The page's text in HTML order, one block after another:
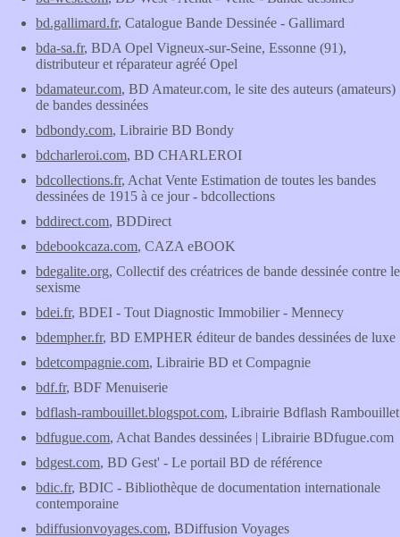
bd.gallimard.fr, Catalogue Bande Dessinée - Gallimard
bda-sa.fr, BDA Opel Vigneux-sur-Seine, Essonne (91),
distributeur et réparateur agréé Opel
bdamateur.com, BD Amateur.com, le site des auteurs (amateurs)
de bandes dessinées
bdbondy.com, Librairie BD Bondy
bdcharleroi.com, BD CHARLEROI
bdcollections.fr, Achat Vente Estimation de toutes les bandes
dessinées de 1915 à ce jour - bdcollections
bddirect.com, BDDirect
bdebookcaza.com, CAZA eBOOK
bdegalite.org, Collectif des créatrices de bande dessinée contre le
sexisme
bdei.fr, BDEI - Tout Diagnostic Immobilier - Mennecy
bdempher.fr, BD EMPHER éditeur de bandes dessinées de luxe
bdetcompagnie.com, Librairie BD et Compagnie
bdf.fr, BDF Menuiserie
bdflash-rambouillet.blogspot.com, Librairie Bdflash Rambouillet
bdfugue.com, Achat Bandes dessinées | Librairie BDfugue.com
bdgest.com, BD Gest' - Le portail BD de référence
bdic.fr, BDIC - Bibliothèque de documentation internationale
contemporaine
bdiffusionvoyages.com, BDiffusion Voyages